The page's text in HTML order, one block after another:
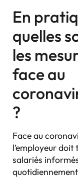
En
quelles
les
face au
?
Face au
l’employeur doit
salariés
quotidiennement